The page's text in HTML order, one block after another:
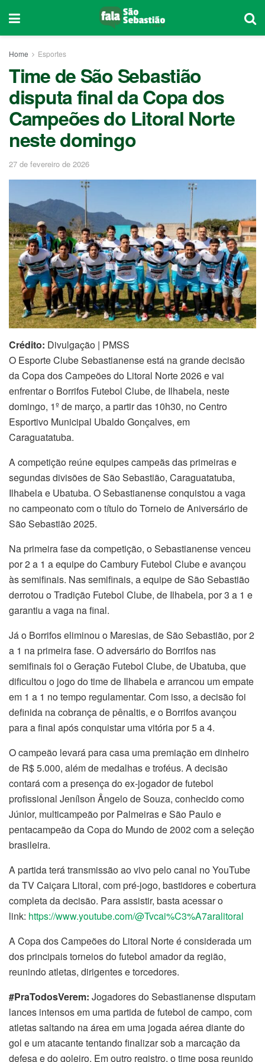
Home Esportes
Time de São Sebastião
disputa final da Copa dos
Campeões do Litoral Norte
neste domingo
27 de fevereiro de 2026
Crédito: Divulgação | PMSS
O Esporte Clube Sebastianense está na grande decisão
da Copa dos Campeões do Litoral Norte 2026 e vai
enfrentar o Borrifos Futebol Clube, de Ilhabela, neste
domingo, 1º de março, a partir das 10h30, no Centro
Esportivo Municipal Ubaldo Gonçalves, em
Caraguatatuba.
A competição reúne equipes campeãs das primeiras e
segundas divisões de São Sebastião, Caraguatatuba,
Ilhabela e Ubatuba. O Sebastianense conquistou a vaga
no campeonato com o título do Torneio de Aniversário de
São Sebastião 2025.
Na primeira fase da competição, o Sebastianense venceu
por 2 a 1 a equipe do Cambury Futebol Clube e avançou
às semifinais. Nas semifinais, a equipe de São Sebastião
derrotou o Tradição Futebol Clube, de Ilhabela, por 3 a 1 e
garantiu a vaga na final.
Já o Borrifos eliminou o Maresias, de São Sebastião, por 2
a 1 na primeira fase. O adversário do Borrifos nas
semifinais foi o Geração Futebol Clube, de Ubatuba, que
dificultou o jogo do time de Ilhabela e arrancou um empate
em 1 a 1 no tempo regulamentar. Com isso, a decisão foi
definida na cobrança de pênaltis, e o Borrifos avançou
para a final após conquistar uma vitória por 5 a 4.
O campeão levará para casa uma premiação em dinheiro
de R$ 5.000, além de medalhas e troféus. A decisão
contará com a presença do ex-jogador de futebol
profissional Jenílson Ângelo de Souza, conhecido como
Júnior, multicampeão por Palmeiras e São Paulo e
pentacampeão da Copa do Mundo de 2002 com a seleção
brasileira.
A partida terá transmissão ao vivo pelo canal no YouTube
da TV Caiçara Litoral, com pré-jogo, bastidores e cobertura
completa da decisão. Para assistir, basta acessar o
link: https://www.youtube.com/@Tvcai%C3%A7aralitoral
A Copa dos Campeões do Litoral Norte é considerada um
dos principais torneios do futebol amador da região,
reunindo atletas, dirigentes e torcedores.
#PraTodosVerem: Jogadores do Sebastianense disputam
lances intensos em uma partida de futebol de campo, com
atletas saltando na área em uma jogada aérea diante do
gol e um atacante tentando finalizar sob a marcação da
defesa e do goleiro. Em outro registro, o time posa reunido